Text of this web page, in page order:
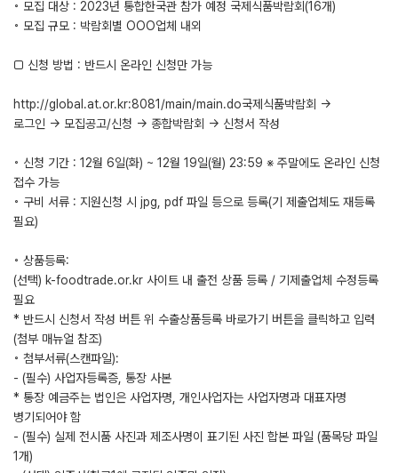
◦ 모집 대상 : 2023년 통합한국관 참가 예정 국제식품박람회(16개)
◦ 모집 규모 : 박람회별 OOO업체 내외
□ 신청 방법 : 반드시 온라인 신청만 가능
http://global.at.or.kr:8081/main/main.do국제식품박람회 →
로그인 → 모집공고/신청 → 종합박람회 → 신청서 작성
◦ 신청 기간 : 12월 6일(화) ~ 12월 19일(월) 23:59 ※ 주말에도 온라인 신청
접수 가능
◦ 구비 서류 : 지원신청 시 jpg, pdf 파일 등으로 등록(기 제출업체도 재등록
필요)
◦ 상품등록:
(선택) k-foodtrade.or.kr 사이트 내 출전 상품 등록 / 기제출업체 수정등록
필요
* 반드시 신청서 작성 버튼 위 수출상품등록 바로가기 버튼을 클릭하고 입력
(첨부 매뉴얼 참조)
◦ 첨부서류(스캔파일):
- (필수) 사업자등록증, 통장 사본
* 통장 예금주는 법인은 사업자명, 개인사업자는 사업자명과 대표자명
병기되어야 함
- (필수) 실제 전시품 사진과 제조사명이 표기된 사진 합본 파일 (품목당 파일
1개)